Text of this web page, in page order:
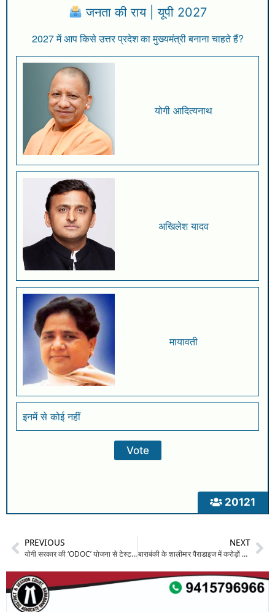
20121
जनता की राय | यूपी 2027
2027 में आप किसे उत्तर प्रदेश का मुख्यमंत्री बनाना चाहते हैं?
योगी आदित्यनाथ
अखिलेश यादव
मायावती
इनमें से कोई नहीं
PREVIOUS
योगी सरकार की ‘ODOC’ योजना से टेस्ट ऑफ यूपी को मिलेगा बढ़ावा: हर जिले को मिली अपनी “फूड आइडेंटिटी”, बाराबंकी की चंद्रकला भी शामिल
NEXT
बाराबंकी के शालीमार पैराडाइज में करोड़ों की चोरी का खुलासा: पड़ोसी ने ही रची थी साजिश, ऑडी कार से ले गए जेवर-नकदी और पिस्टल